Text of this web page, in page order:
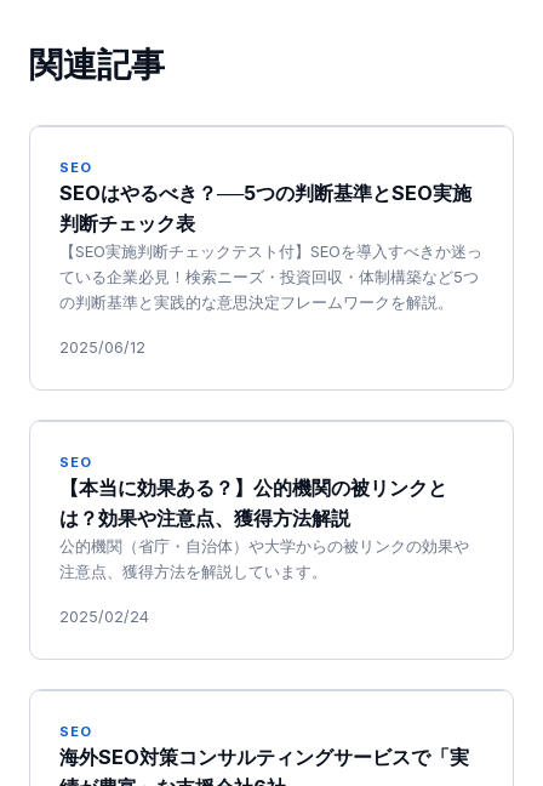
関連記事
SEO
SEOはやるべき？──5つの判断基準とSEO実施
判断チェック表
【SEO実施判断チェックテスト付】SEOを導入すべきか迷っ
ている企業必見！検索ニーズ・投資回収・体制構築など5つ
の判断基準と実践的な意思決定フレームワークを解説。
2025/06/12
SEO
【本当に効果ある？】公的機関の被リンクと
は？効果や注意点、獲得方法解説
公的機関（省庁・自治体）や大学からの被リンクの効果や
注意点、獲得方法を解説しています。
2025/02/24
SEO
海外SEO対策コンサルティングサービスで「実